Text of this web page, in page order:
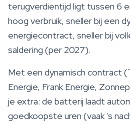
terugverdientijd ligt tussen 6
hoog verbruik, sneller bij een
energiecontract, sneller bij
saldering (per 2027).
Met een dynamisch contract
Energie, Frank Energie,
je extra: de batterij laadt
goedkoopste uren (vaak 's